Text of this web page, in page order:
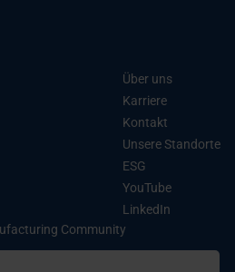
Über uns
Karriere
Kontakt
Unsere Standorte
ESG
YouTube
LinkedIn
Community